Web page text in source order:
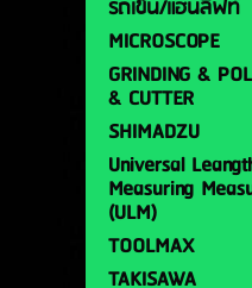
รถเข็น/แฮนลิฟท์
MICROSCOPE
GRINDING &
& CUTTER
SHIMADZU
Universal
Measuring
(ULM)
TOOLMAX
TAKISAWA